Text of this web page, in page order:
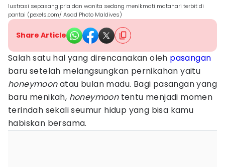
lustrasi sepasang pria dan wanita sedang menikmati matahari terbit di
pantai (pexels.com/ Asad Photo Maldives)
Share Article
Salah satu hal yang direncanakan oleh pasangan
baru setelah melangsungkan pernikahan yaitu
honeymoonatau bulan madu. Bagi pasangan yang
baru menikah, honeymoontentu menjadi momen
terindah sekali seumur hidup yang bisa kamu
habiskan bersama.